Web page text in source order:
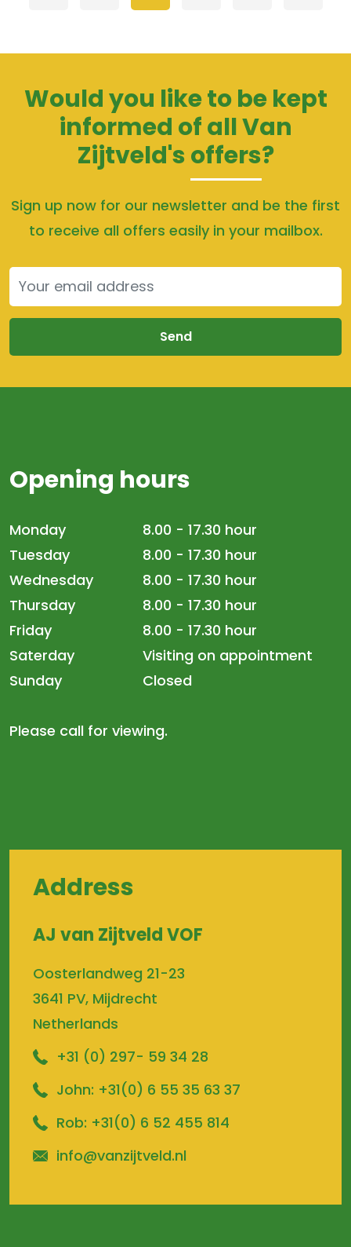
Would you like to be kept
informed of all Van
Zijtveld'soffers?
Sign up now for our newsletter and be the first
to receive all offers easily in your mailbox.
Send
Opening hours
Monday
8.00 - 17.30 hour
Tuesday
8.00 - 17.30 hour
Wednesday
8.00 - 17.30 hour
Thursday
8.00 - 17.30 hour
Friday
8.00 - 17.30 hour
Saterday
Visiting on appointment
Sunday
Closed
Please call for viewing.
Address
AJ van Zijtveld VOF
Oosterlandweg 21-23
3641 PV, Mijdrecht
Netherlands
+31 (0) 297- 59 34 28
John: +31(0) 6 55 35 63 37
Rob: +31(0) 6 52 455 814
info@vanzijtveld.nl